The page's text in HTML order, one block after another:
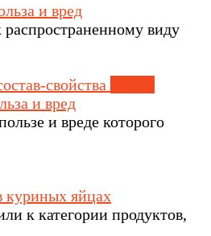
и вред
виду
и вред
и вреде которого
куриных яйцах
к категории продуктов,